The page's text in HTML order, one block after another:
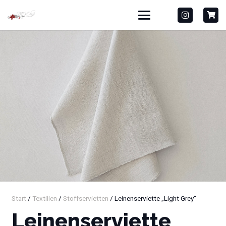
Start/ Textilien / Stoffservietten / Leinenserviette „Light Grey“
Leinenserviette